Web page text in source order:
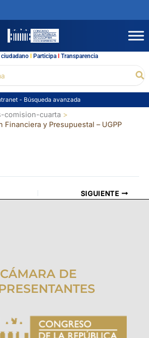
l Participal Transparencia
- Búsqueda avanzada
comision-cuarta
Financiera y Presupuestal – UGPP
SIGUIENTE
CÁMARA DE